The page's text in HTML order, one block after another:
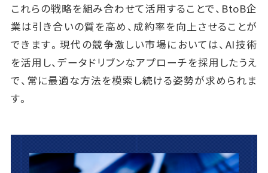
これらの戦略を組み合わせて活用することで、BtoB企
業は引き合いの質を高め、成約率を向上させることが
できます。現代の競争激しい市場においては、AI技術
を活用し、データドリブンなアプローチを採用したうえ
で、常に最適な方法を模索し続ける姿勢が求められま
す。